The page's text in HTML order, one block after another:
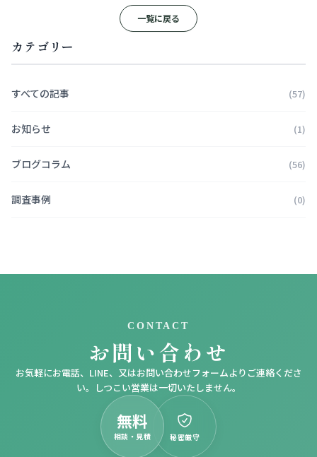
一覧に戻る
カテゴリー
すべての記事 (57)
お知らせ (1)
ブログコラム (56)
調査事例 (0)
CONTACT
お問い合わせ
お気軽にお電話、LINE、又はお問い合わせフォームよりご連絡くださ
い。しつこい営業は一切いたしません。
無料
相談・見積 秘密厳守